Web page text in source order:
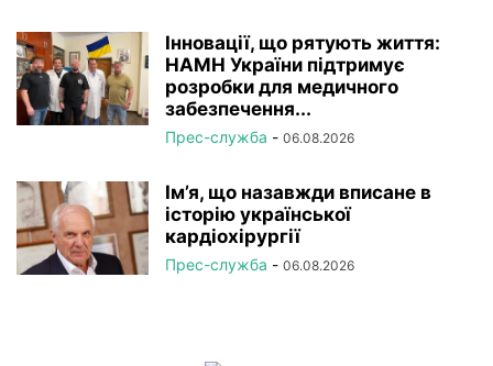
Інновації, що рятують життя:
НАМН України підтримує
розробки для медичного
забезпечення...
Прес-служба - 06.08.2026
Ім’я, що назавжди вписане в
історію української
кардіохірургії
Прес-служба - 06.08.2026